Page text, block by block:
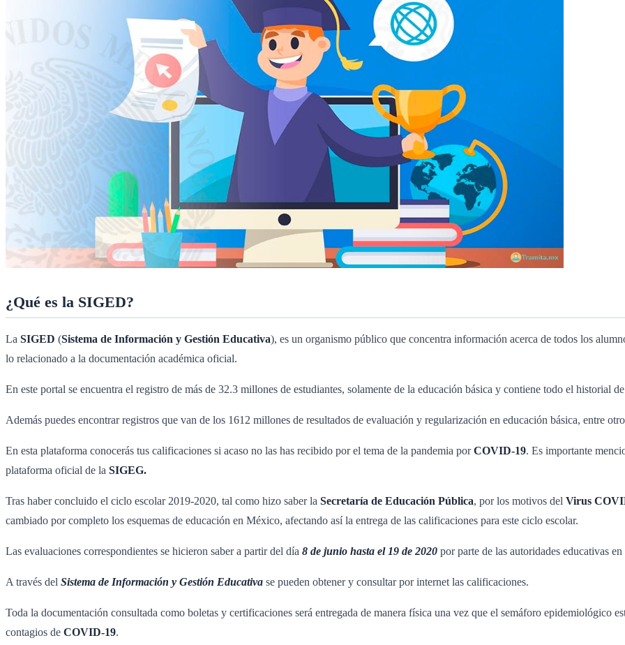
¿Qué es la SIGED?
La SIGED (Sistema de Información y Gestión Educativa), es un organismo público que concentra información acerca de todos los
lo relacionado a la documentación académica oficial.
En este portal se encuentra el registro de más de 32.3 millones de estudiantes, solamente de la educación básica y contiene todo el historial
Además puedes encontrar registros que van de los 1612 millones de resultados de evaluación y regularización en educación básica, entre
En esta plataforma conocerás tus calificaciones si acaso no las has recibido por el tema de la pandemia porCOVID-19. Es importante
plataforma oficial de la SIGEG.
Tras haber concluido el ciclo escolar 2019-2020, tal como hizo saber la Secretaría de Educación Pública, por los motivos del Virus
cambiado por completo los esquemas de educación en México, afectando así la entrega de las calificaciones para este ciclo escolar.
Las evaluaciones correspondientes se hicieron saber a partir del día 8 de junio hasta el 19 de 2020 por parte de las autoridades educativas
A través del Sistema de Información y Gestión Educativa se pueden obtener y consultar por internet las calificaciones.
Toda la documentación consultada como boletas y certificaciones será entregada de manera física una vez que el semáforo epidemiológico
contagios de COVID-19.